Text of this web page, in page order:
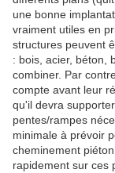
une bonne
vraiment utiles en
structures peuvent
: bois, acier, béton,
combiner. Par
compte avant leur
qu'il devra
pentes/rampes
minimale à prévoir
cheminement
rapidement sur ces